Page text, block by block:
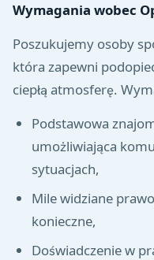
Wymagania wobec
Poszukujemy osoby
która zapewni
ciepłą atmosferę.
Podstawowa
umożliwiająca
sytuacjach,
Mile widziane
konieczne,
Doświadczenie w